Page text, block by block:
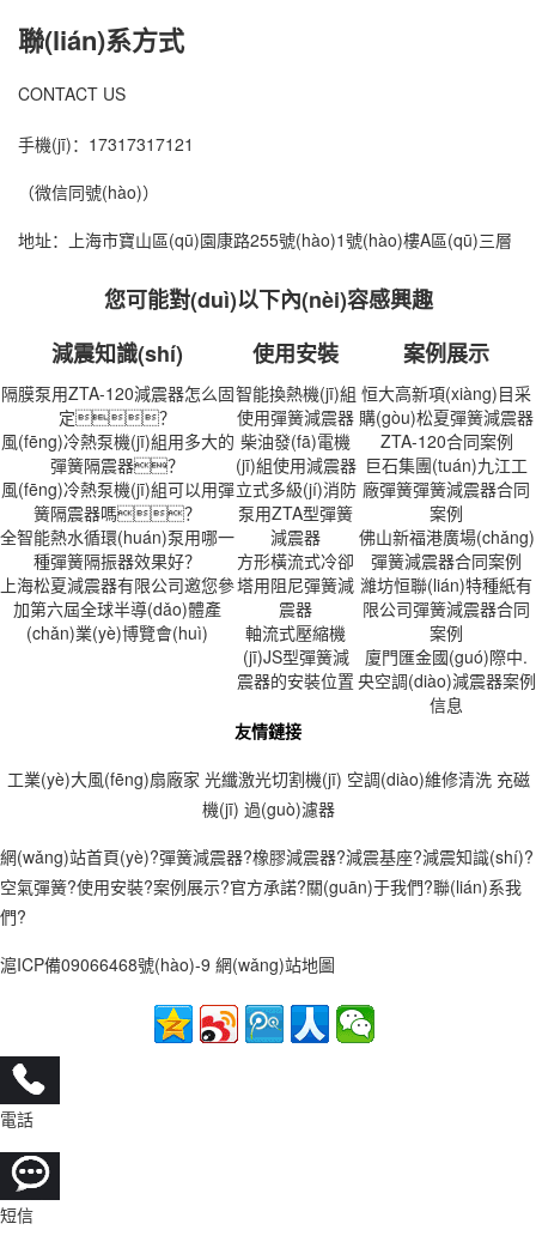
聯(lián)系方式
CONTACT US
手機(jī)：17317317121
（微信同號(hào)）
地址：上海市寶山區(qū)園康路255號(hào)1號(hào)樓A區(qū)三層
您可能對(duì)以下內(nèi)容感興趣
減震知識(shí)
隔膜泵用ZTA-120減震器怎么固
定？
風(fēng)冷熱泵機(jī)組用多大的
彈簧隔震器？
風(fēng)冷熱泵機(jī)組可以用彈
簧隔震器嗎？
全智能熱水循環(huán)泵用哪一
種彈簧隔振器效果好？
上海松夏減震器有限公司邀您參
加第六屆全球半導(dǎo)體產
(chǎn)業(yè)博覽會(huì)
使用安裝
智能換熱機(jī)組
使用彈簧減震器
柴油發(fā)電機
(jī)組使用減震器
立式多級(jí)消防
泵用ZTA型彈簧
減震器
方形橫流式冷卻
塔用阻尼彈簧減
震器
軸流式壓縮機
(jī)JS型彈簧減
震器的安裝位置
案例展示
恒大高新項(xiàng)目采
購(gòu)松夏彈簧減震器
ZTA-120合同案例
巨石集團(tuán)九江工
廠彈簧彈簧減震器合同
案例
佛山新福港廣場(chǎng)
彈簧減震器合同案例
濰坊恒聯(lián)特種紙有
限公司彈簧減震器合同
案例
廈門匯金國(guó)際中.
央空調(diào)減震器案例
信息
友情鏈接
工業(yè)大風(fēng)扇廠家 光纖激光切割機(jī) 空調(diào)維修清洗 充磁
機(jī) 過(guò)濾器
網(wǎng)站首頁(yè)?彈簧減震器?橡膠減震器?減震基座?減震知識(shí)?
空氣彈簧?使用安裝?案例展示?官方承諾?關(guān)于我們?聯(lián)系我
們?
滬ICP備09066468號(hào)-9 網(wǎng)站地圖
電話
短信